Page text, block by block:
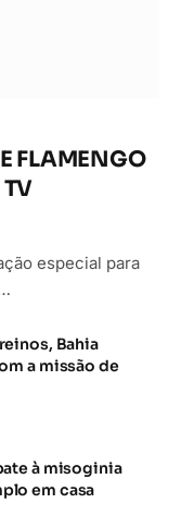
FLAMENGO
especial para
Bahia
a missão de
à misoginia
em casa